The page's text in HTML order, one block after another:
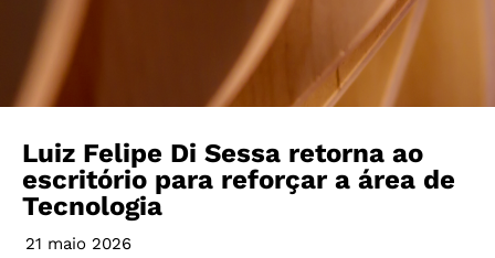
Luiz Felipe Di Sessa retorna ao
escritório para reforçar a área de
Tecnologia
21 maio 2026